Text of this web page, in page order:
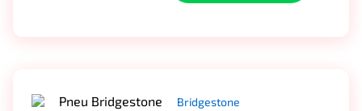
Bridgestone